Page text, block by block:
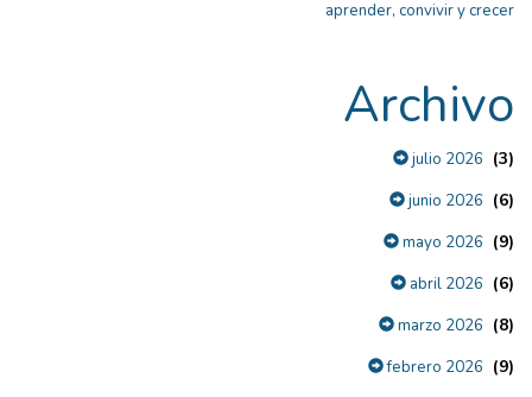
aprender, convivir y crecer
Archivo
julio 2026 (3)
junio 2026 (6)
mayo 2026 (9)
abril 2026 (6)
marzo 2026 (8)
febrero 2026 (9)